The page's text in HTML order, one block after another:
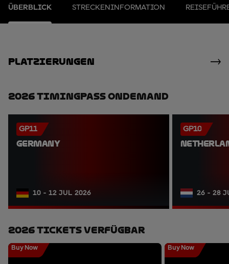
ÜBERBLICK STRECKENINFORMATION
Platzierungen
2026 TimingPass OnDemand
GP11
GERMANY
10 - 12 JUL 2026
GP10
26 - 28
2026 Tickets Verfügbar
Buy Now Buy Now